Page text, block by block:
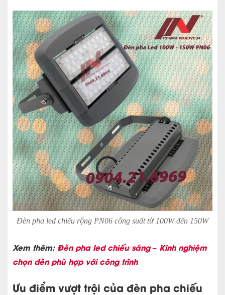
Đèn pha led chiếu rộng PN06 công suất từ 100W đến 150W
Xem thêm: Đèn pha led chiếu sáng – Kinh nghiệm
chọn đèn phù hợp với công trình
Ưu điểm vượt trội của đèn pha chiếu